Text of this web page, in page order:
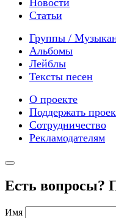
Статьи
Группы /
Альбомы
Лейблы
Тексты песен
О проекте
Поддержать
Сотрудничество
Рекламодателям
Есть вопросы?
Имя